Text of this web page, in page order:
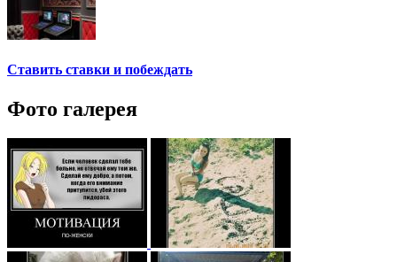
Ставить ставки и побеждать
Фото галерея